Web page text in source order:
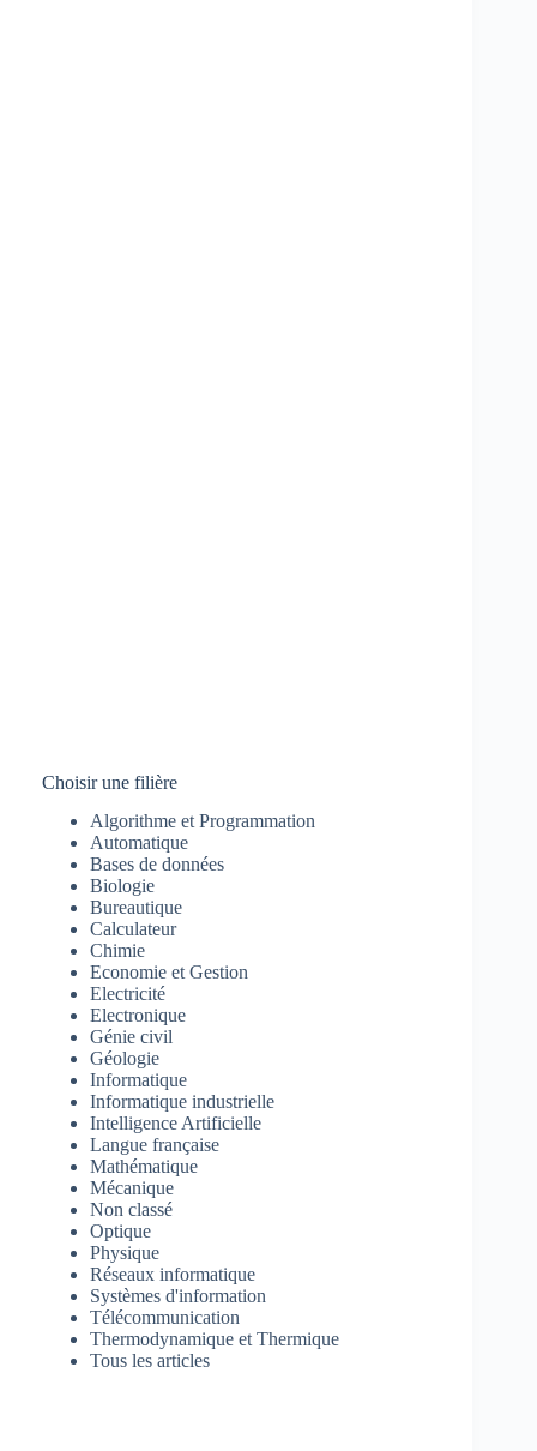
Choisir une filière
Algorithme et Programmation
Automatique
Bases de données
Biologie
Bureautique
Calculateur
Chimie
Economie et Gestion
Electricité
Electronique
Génie civil
Géologie
Informatique
Informatique industrielle
Intelligence Artificielle
Langue française
Mathématique
Mécanique
Non classé
Optique
Physique
Réseaux informatique
Systèmes d'information
Télécommunication
Thermodynamique et Thermique
Tous les articles